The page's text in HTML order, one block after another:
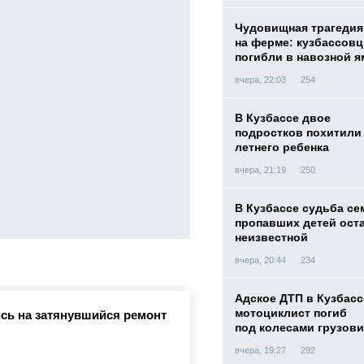
на затянувшийся ремонт
Чудовищная трагедия
на ферме:
погибли в навозной
вчера, 22:03 254
В Кузбассе двое
подростков похитили
летнего ребенка
вчера, 21:19 250
В Кузбассе судьба
пропавших детей
неизвестной
вчера, 20:44 234
Адское ДТП в
мотоциклист погиб
под колесами
вчера, 19:27 292